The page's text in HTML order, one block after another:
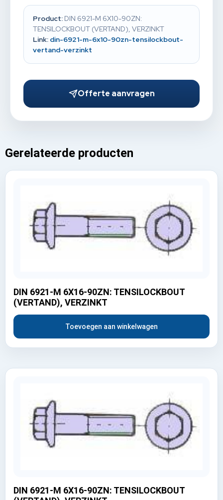
Product: DIN 6921-M 6X10-90ZN:
TENSILOCKBOUT (VERTAND), VERZINKT
Link: din-6921-m-6x10-90zn-tensilockbout-
vertand-verzinkt
Offerte aanvragen
Gerelateerde producten
DIN 6921-M 6X16-90ZN: TENSILOCKBOUT
(VERTAND), VERZINKT
Toevoegen aan winkelwagen
DIN 6921-M 6X16-90ZN: TENSILOCKBOUT